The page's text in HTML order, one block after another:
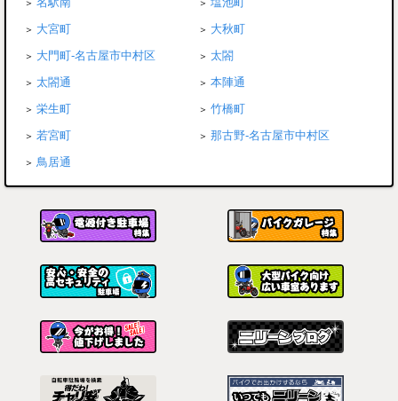
大宮町
大秋町
大門町-名古屋市中村区
太閤
太閤通
本陣通
栄生町
竹橋町
若宮町
那古野-名古屋市中村区
鳥居通